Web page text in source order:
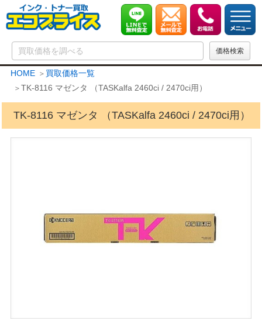
HOME
買取価格一覧
TK-8116 マゼンタ （TASKalfa 2460ci / 2470ci用）
TK-8116 マゼンタ （TASKalfa 2460ci / 2470ci用）